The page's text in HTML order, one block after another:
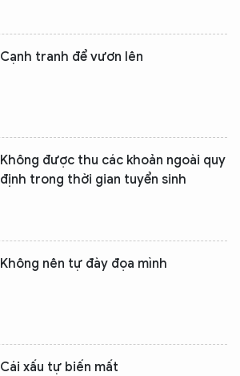
Cạnh tranh để vươn lên
Không được thu các khoản ngoài quy
định trong thời gian tuyển sinh
Không nên tự đày đọa mình
Cái xấu tự biến mất